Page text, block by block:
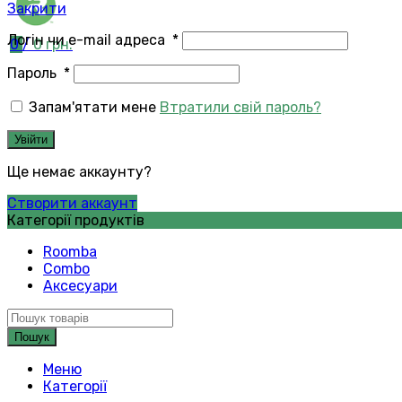
0/ 0 грн.
Закрити
Логін чи e-mail адреса *
Пароль *
Запам'ятати мене Втратили свій пароль?
Увійти
Ще немає аккаунту?
Створити аккаунт
Категорії продуктів
Roomba
Combo
Аксесуари
Пошук
Меню
Категорії